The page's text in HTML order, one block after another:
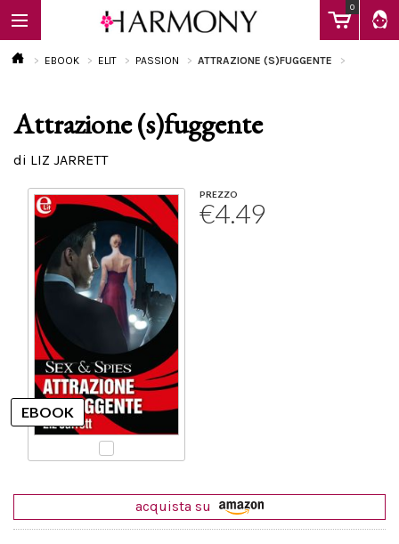
0
EBOOK
Calendario
EBOOK ELIT PASSION ATTRAZIONE (S)FUGGENTE
Attrazione (s)fuggente
di LIZ JARRETT
PREZZO
€4.49
acquista su